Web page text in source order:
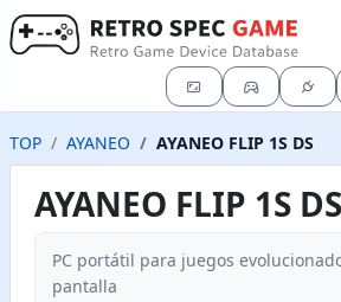
TOP AYANEO AYANEO FLIP 1S DS
AYANEO FLIP 1S DS
PC portátil para juegos
pantalla